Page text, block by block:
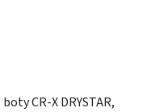
boty CR-X DRYSTAR,